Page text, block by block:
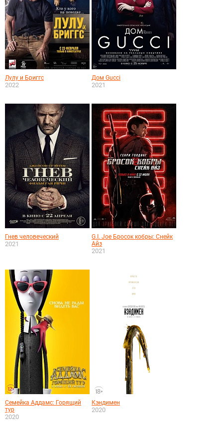
Лулу и Бриггс
2022
Дом Gucci
2021
Гнев человеческий
2021
G.I. Joe Бросок кобры: Снейк
Айз
2021
Семейка Аддамс: Горящий
тур
2020
Кэндимен
2020